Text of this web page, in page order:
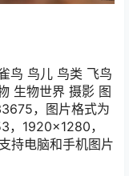
鸟 鸟儿 鸟类 飞鸟
生物世界 摄影 图
，图片格式为
1920×1280，
持电脑和手机图片